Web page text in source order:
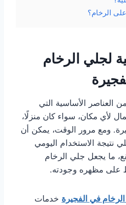
الرخام؟
لجلي الرخام
العناصر الأساسية التي
لأي مكان، سواء كان منزلًا،
ومع مرور الوقت، يمكن أن
نتيجة الاستخدام اليومي
ما يجعل جلي الرخام
على مظهره وجودته.
في الفجيرة خدمات